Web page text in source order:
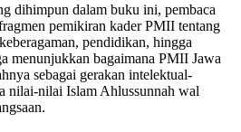
dihimpun dalam buku ini, pembaca
pemikiran kader PMII tentang
pendidikan, hingga
menunjukkan bagaimana PMII Jawa
sebagai gerakan intelektual-
nilai-nilai Islam Ahlussunnah wal